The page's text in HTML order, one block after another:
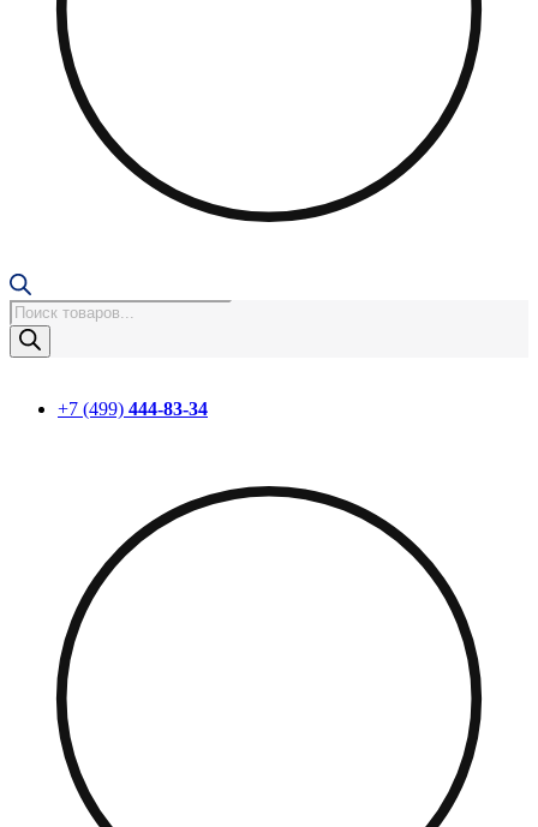
Поиск
товаров
+7 (499) 444-83-34